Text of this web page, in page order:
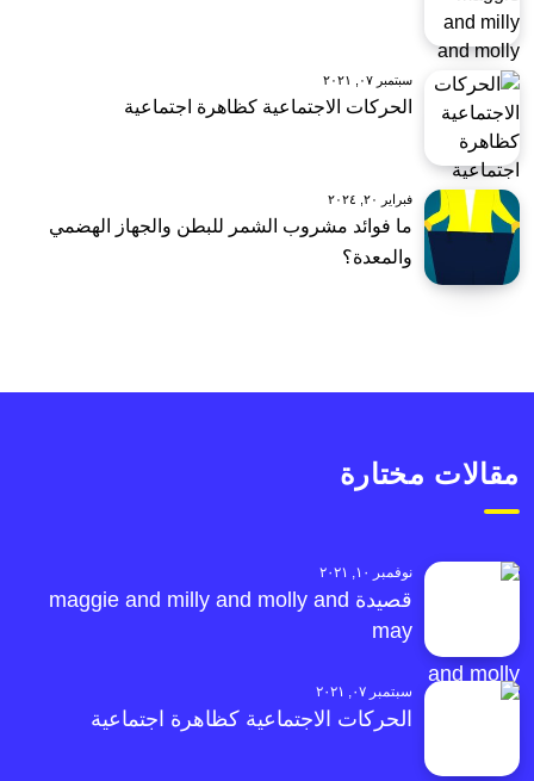
سبتمبر ٠٧, ٢٠٢١
الحركات الاجتماعية كظاهرة اجتماعية
فبراير ٢٠, ٢٠٢٤
ما فوائد مشروب الشمر للبطن والجهاز الهضمي
والمعدة؟
مقالات مختارة
نوفمبر ١٠, ٢٠٢١
قصيدة maggie and milly and molly and
may
سبتمبر ٠٧, ٢٠٢١
الحركات الاجتماعية كظاهرة اجتماعية